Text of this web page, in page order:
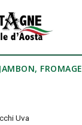
JAMBON, FROMAGE
Uva